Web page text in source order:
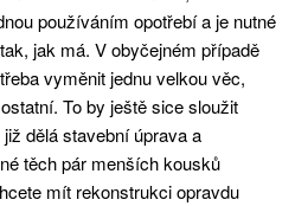
používáním opotřebí a je nutné
jak má. V obyčejném případě
vyměnit jednu velkou věc,
To by ještě sice sloužit
dělá stavební úprava a
těch pár menších kousků
mít rekonstrukci opravdu